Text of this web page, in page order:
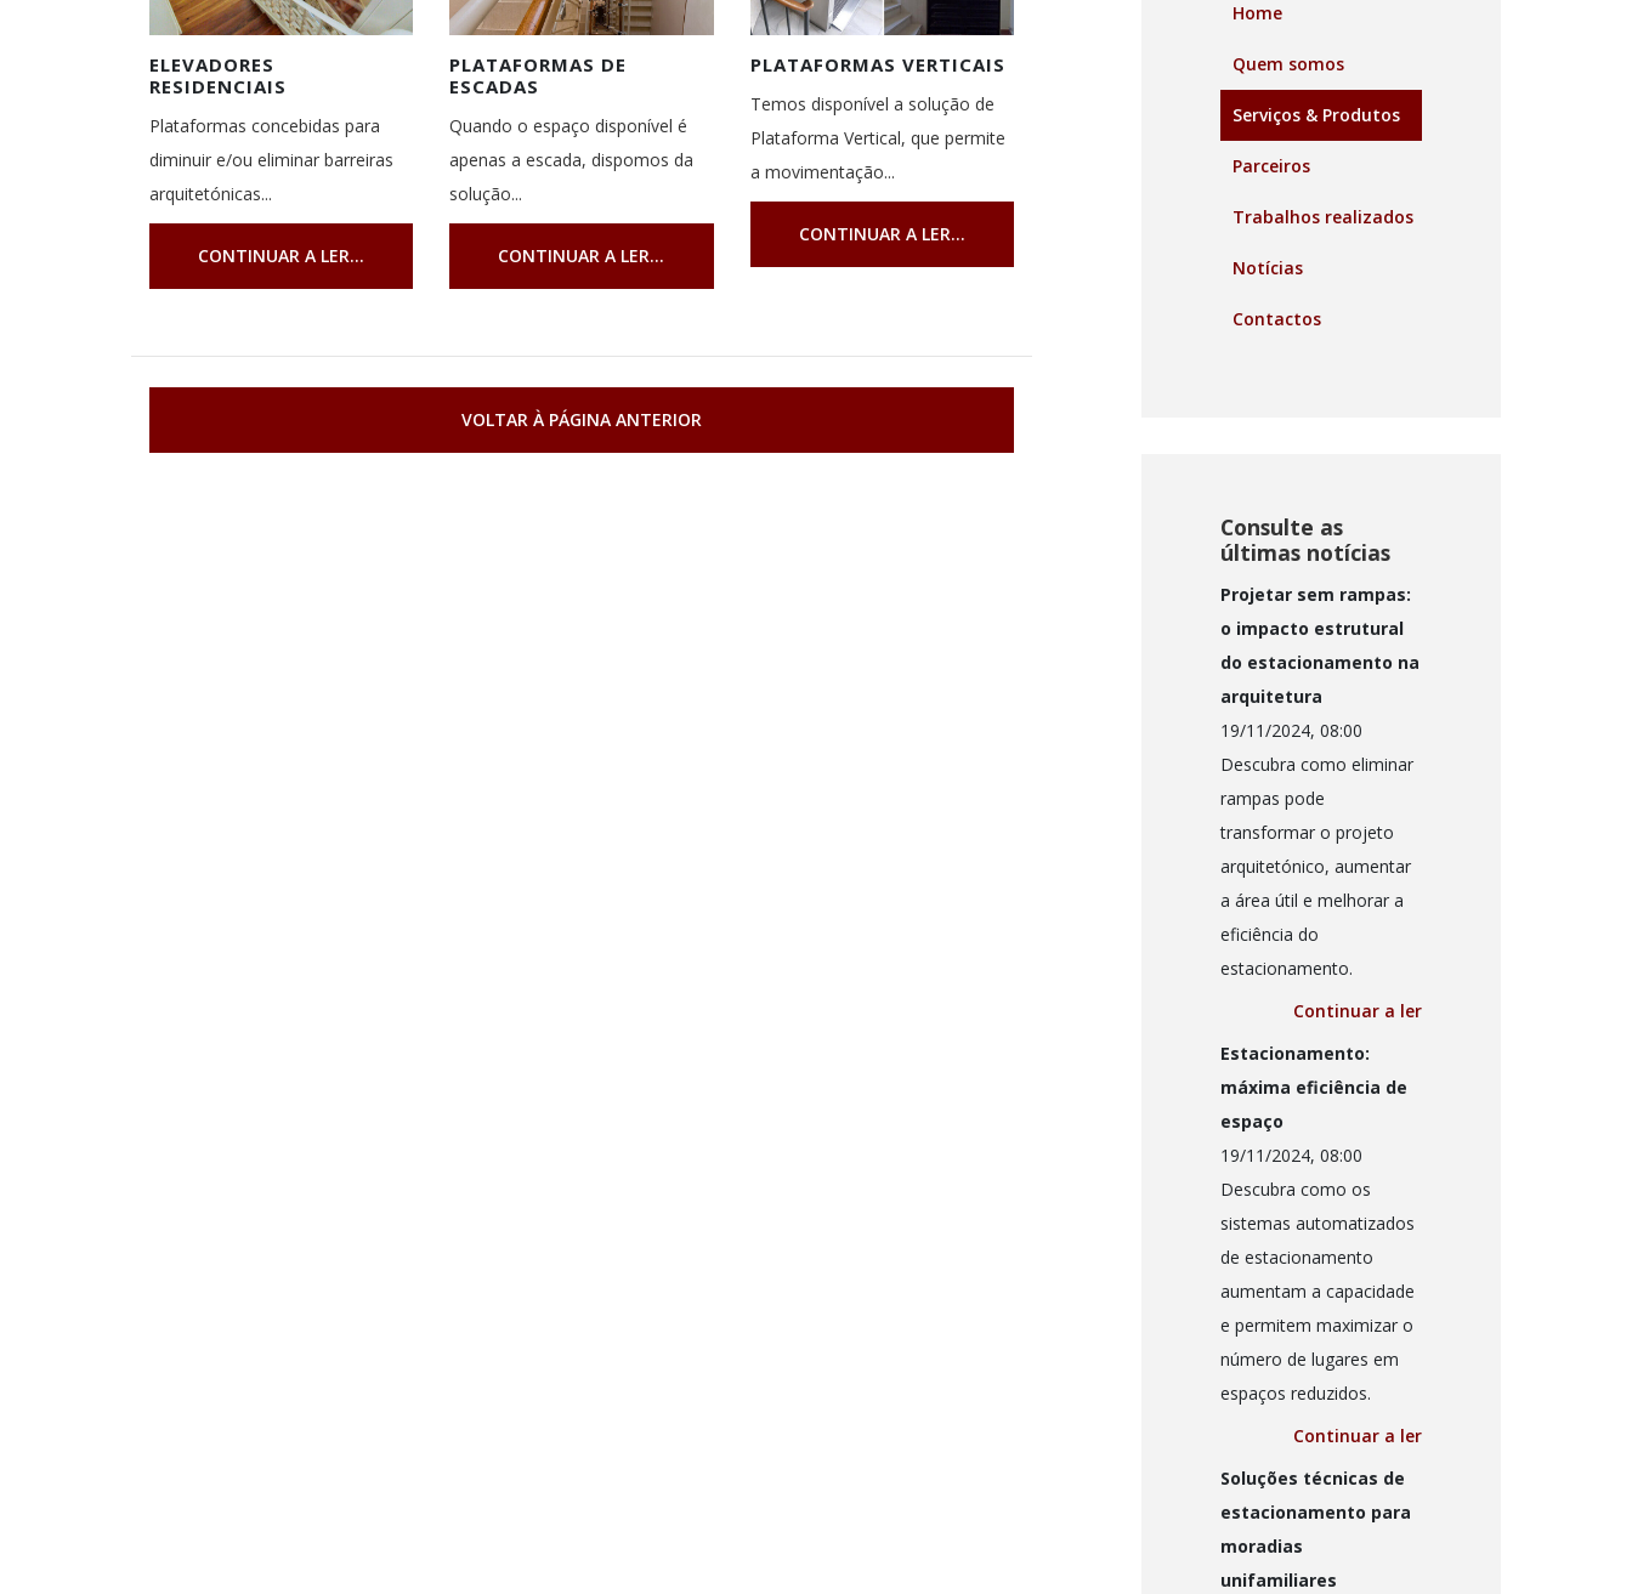
ELEVADORES
RESIDENCIAIS
Plataformas concebidas para
diminuir e/ou eliminar barreiras
arquitetónicas...
CONTINUAR A LER...
PLATAFORMAS DE
ESCADAS
Quando o espaço disponível é
apenas a escada, dispomos da
solução...
CONTINUAR A LER...
PLATAFORMAS VERTICAIS
Temos disponível a solução de
Plataforma Vertical, que permite
a movimentação...
CONTINUAR A LER...
VOLTAR À PÁGINA ANTERIOR
Home
Quem somos
Serviços & Produtos
Parceiros
Trabalhos realizados
Notícias
Contactos
Consulte as
últimas notícias
Projetar sem rampas:
o impacto estrutural
do estacionamento na
arquitetura
19/11/2024, 08:00
Descubra como eliminar
rampas pode
transformar o projeto
arquitetónico, aumentar
a área útil e melhorar a
eficiência do
estacionamento.
Continuar a ler
Estacionamento:
máxima eficiência de
espaço
19/11/2024, 08:00
Descubra como os
sistemas automatizados
de estacionamento
aumentam a capacidade
e permitem maximizar o
número de lugares em
espaços reduzidos.
Continuar a ler
Soluções técnicas de
estacionamento para
moradias
unifamiliares